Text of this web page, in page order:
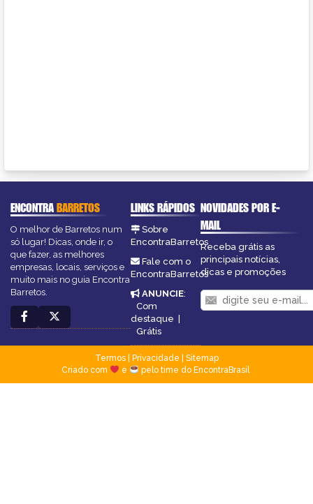
ENCONTRABARRETOS
O melhor de Barretos num
só lugar! Dicas, onde ir, o
que fazer, as melhores
empresas, locais, serviços e
muito mais no guia Encontra
Barretos.
LINKS RÁPIDOS
Sobre
EncontraBarretos
Fale com o
EncontraBarretos
ANUNCIE:
Com
destaque |
Grátis
NOVIDADES POR E-
MAIL
Receba grátis as
principais notícias,
dicas e promoções
Termos| Privacidade
Sitemap
Criado com
e pelo time do EncontraBrasil